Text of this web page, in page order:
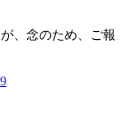
、念のため、ご報